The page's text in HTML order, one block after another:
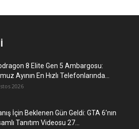
8 Elite Gen 5 Ambargosu:
Ayının En Hızlı Telefonlarında...
2026
İçin Beklenen Gün Geldi: GTA 6’nın
Tanıtım Videosu 27...